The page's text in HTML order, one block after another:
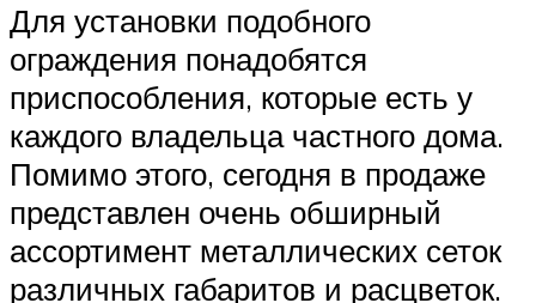
Для установки подобного
ограждения понадобятся
приспособления, которые есть у
каждого владельца частного дома.
Помимо этого, сегодня в продаже
представлен очень обширный
ассортимент металлических сеток
различных габаритов и расцветок.